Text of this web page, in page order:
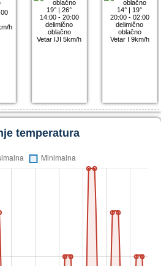
h
19° |26°
14:00 - 20:00
delimično
oblačno
Vetar IJI 5km/h
14° | 19°
20:00 - 02:00
delimično
oblačno
Vetar I 9km/h
temperatura